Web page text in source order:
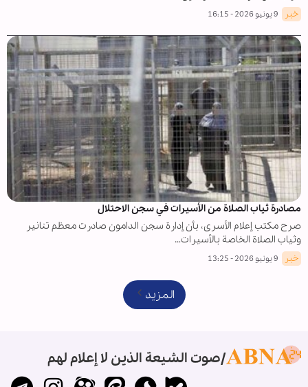
خبر 9 يونيو 2026 - 16:15
مصادرة ثياب الصلاة من الأسيرات في سجن الاحتلال
صرح مكتب إعلام الأسرى، بأن إدارة سجن الدامون صادرت معظم تنانير
وثياب الصلاة الخاصة بالأسيرات…
خبر 9 يونيو 2026 - 13:25
المزيد
صوت الشيعة الذين لا إعلام لهم